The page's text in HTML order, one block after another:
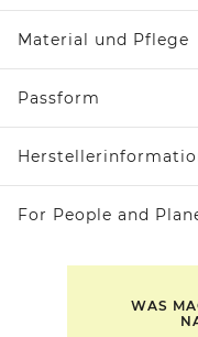
Material und Pflege
Passform
For People and
WAS